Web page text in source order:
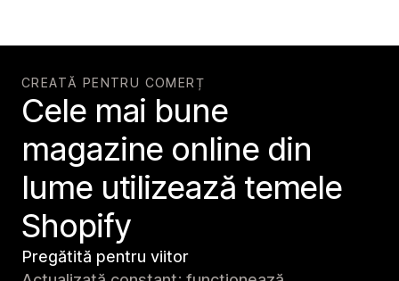
CREATĂ PENTRU COMERȚ
Cele mai bune
magazine online din
lume utilizează temele
Shopify
Pregătită pentru viitor